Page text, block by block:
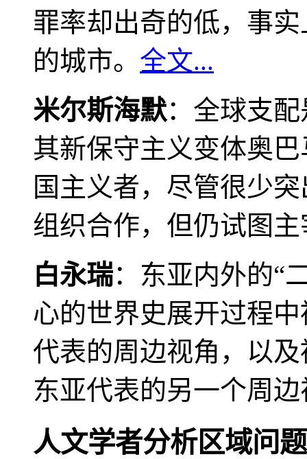
罪率却出奇的低，事
的城市。 全文...
米尔斯海默：全球支
其新保守主义变体奥
国主义者，尽管很少
组织合作，但仍试图
白永瑞：东亚内外的“
心的世界史展开过程
代表的周边视角，以
东亚代表的另一个周
人文学者分析区域问题